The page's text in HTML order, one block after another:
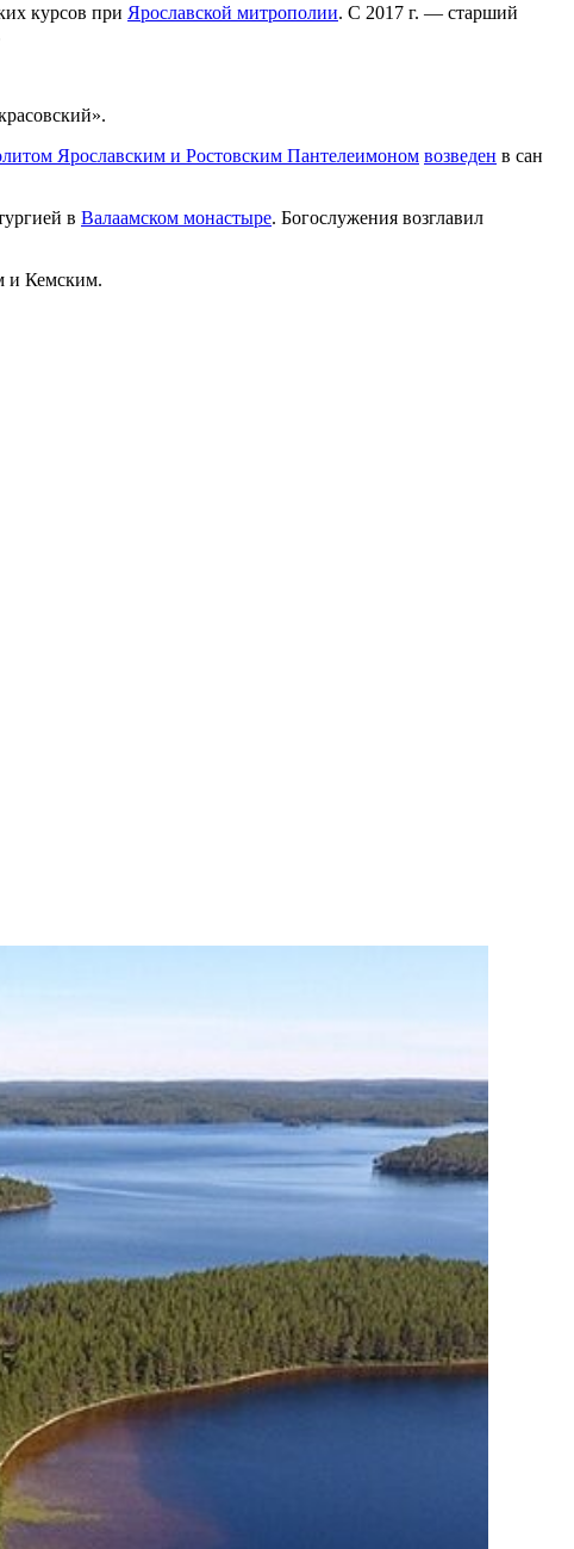
курсов при Ярославской митрополии. С 2017 г. — старший
Ярославским и Ростовским Пантелеимоном возведен в сан
в Валаамском монастыре. Богослужения возглавил
и Кемским.